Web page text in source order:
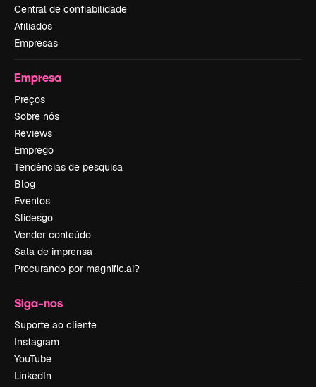
Central de confiabilidade
Afiliados
Empresas
Empresa
Preços
Sobre nós
Reviews
Emprego
Tendências de pesquisa
Blog
Eventos
Slidesgo
Vender conteúdo
Sala de imprensa
Procurando por magnific.ai?
Siga-nos
Suporte ao cliente
Instagram
YouTube
LinkedIn